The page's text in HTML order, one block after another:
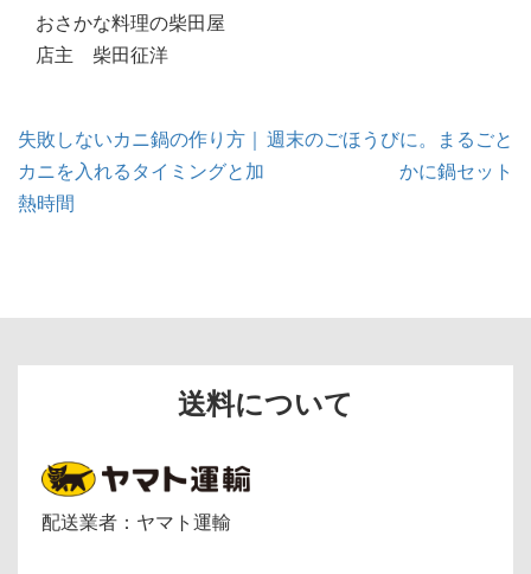
おさかな料理の柴田屋
店主 柴田征洋
投
稿
ナ
ビ
ゲ
失敗しないカニ鍋の作り方｜
カニを入れるタイミングと加
熱時間
週末のごほうびに。まるごと
かに鍋セット
送料について
配送業者：ヤマト運輸